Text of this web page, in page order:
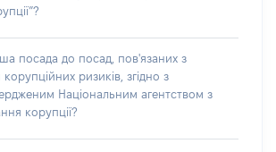
посада до посад, пов'язаних з
ризиків, згідно з
Національним агентством з
корупції?